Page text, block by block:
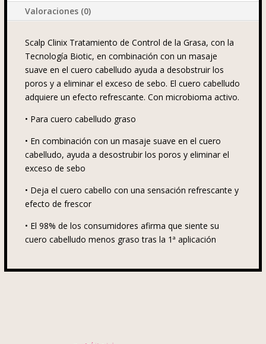
cantidadValoraciones (0)
Scalp Clinix Tratamiento de Control de la Grasa, con la
Tecnología Biotic, en combinación con un masaje
suave en el cuero cabelludo ayuda a desobstruir los
poros y a eliminar el exceso de sebo. El cuero cabelludo
adquiere un efecto refrescante. Con microbioma activo.
• Para cuero cabelludo graso
• En combinación con un masaje suave en el cuero
cabelludo, ayuda a desostrubir los poros y eliminar el
exceso de sebo
• Deja el cuero cabello con una sensación refrescante y
efecto de frescor
• El 98% de los consumidores afirma que siente su
cuero cabelludo menos graso tras la 1ª aplicación